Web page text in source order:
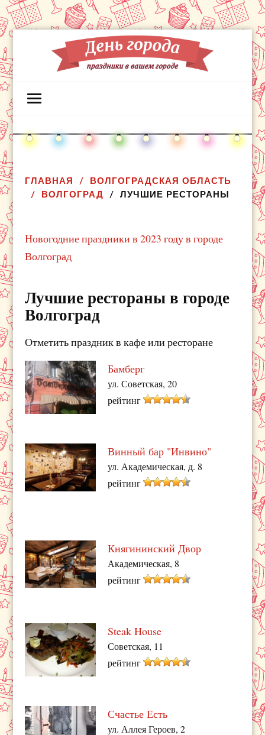
ГЛАВНАЯ
ВОЛГОГРАДСКАЯ ОБЛАСТЬ
ВОЛГОГРАД
ЛУЧШИЕ РЕСТОРАНЫ
Новогодние праздники в 2023 году в городе
Волгоград
Лучшие рестораны в городе
Волгоград
Отметить праздник в кафе или ресторане
Бамберг
ул. Советская, 20
рейтинг
Винный бар "Инвино"
ул. Академическая, д. 8
рейтинг
Княгининский Двор
Академическая, 8
рейтинг
Steak House
Советская, 11
рейтинг
Счастье Есть
ул. Аллея Героев, 2